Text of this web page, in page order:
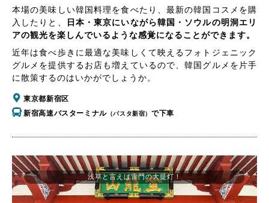
本場の美味しい韓国料理を食べたり、最新の韓国コスメを購
入したりと、
日本・東京にいながら韓国・ソウルの明洞エリ
アの観光を楽しんでいるような感覚になることができます。
近年は食べ歩きに最適な美味しくて映えるフォトジェニック
グルメを提供するお店も増えているので、韓国グルメを片手
に散策するのはいかがでしょうか。
東京都新宿区
新宿高速バスターミナル（バスタ新宿） で下車
浅草と言えば雷門の大提灯！